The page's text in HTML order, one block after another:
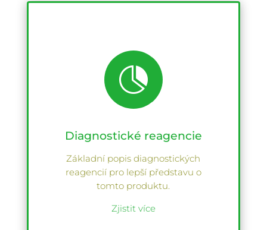

Diagnostické reagencie
Základní popis diagnostických
reagencií pro lepší představu o
tomto produktu.
Zjistit více